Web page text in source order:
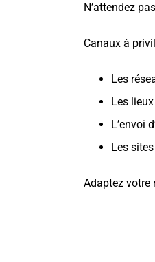
N’attendez
Canaux à
Les
Les
L’envoi
Les
Adaptez votre